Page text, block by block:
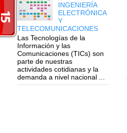
INGENIERÍA
ELECTRÓNICA
Y
TELECOMUNICACIONES
Las Tecnologías de la
Información y las
Comunicaciones (TICs) son
parte de nuestras
actividades cotidianas y la
demanda a nivel nacional ...